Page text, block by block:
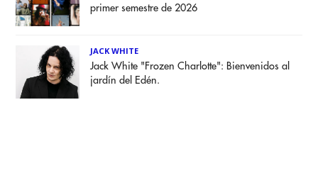
primer semestre de 2026
JACK WHITE
Jack White "Frozen Charlotte": Bienvenidos al
jardín del Edén.